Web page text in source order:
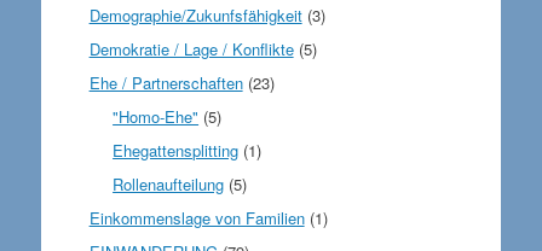
Demographie/Zukunfsfähigkeit(3)
Demokratie / Lage / Konflikte(5)
Ehe / Partnerschaften(23)
"Homo-Ehe" (5)
Ehegattensplitting (1)
Rollenaufteilung (5)
Einkommenslage von Familien(1)